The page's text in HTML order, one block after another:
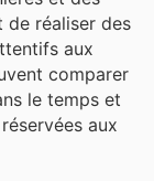
de réaliser des
aux
comparer
le temps et
aux